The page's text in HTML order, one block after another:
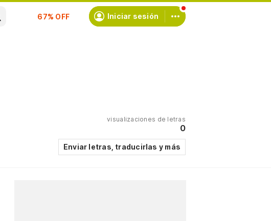
Suscríbete Iniciar sesión
visualizaciones de letras
0
Enviar letras, traducirlas y más